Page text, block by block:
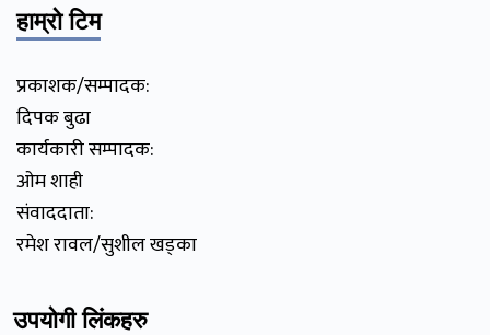
हाम्रो टिम
प्रकाशक/सम्पादक:
दिपक बुढा
कार्यकारी सम्पादक:
ओम शाही
संवाददाता:
रमेश रावल/सुशील खड्का
उपयोगी लिंकहरु